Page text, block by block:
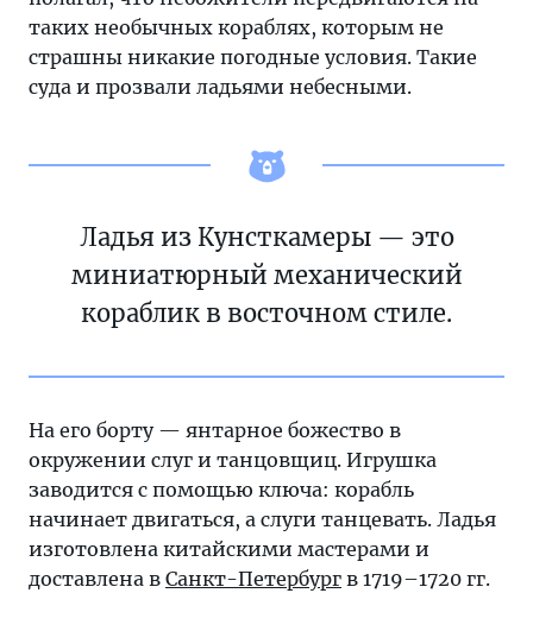
таких необычных кораблях, которым не
страшны никакие погодные условия. Такие
суда и прозвали ладьями небесными.
Ладья из Кунсткамеры — это
миниатюрный механический
кораблик в восточном стиле.
На его борту — янтарное божество в
окружении слуг и танцовщиц. Игрушка
заводится с помощью ключа: корабль
начинает двигаться, а слуги танцевать. Ладья
изготовлена китайскими мастерами и
доставлена в Санкт-Петербург в 1719–1720 гг.